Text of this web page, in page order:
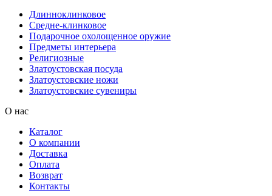
Длинноклинковое
Средне-клинковое
Подарочное охолощенное оружие
Предметы интерьера
Религиозные
Златоустовская посуда
Златоустовские ножи
Златоустовские сувениры
О нас
Каталог
О компании
Доставка
Оплата
Возврат
Контакты